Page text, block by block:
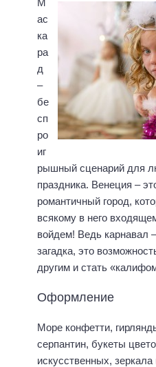
М
ас
ка
ра
д
–
бе
сп
ро
иг
рышный сценарий для
праздника. Венеция –
романтичный город,
всякому в него
войдем! Ведь карнавал
загадка, это
другим и стать
Оформление
Море конфетти,
серпантин, букеты
искусственных,